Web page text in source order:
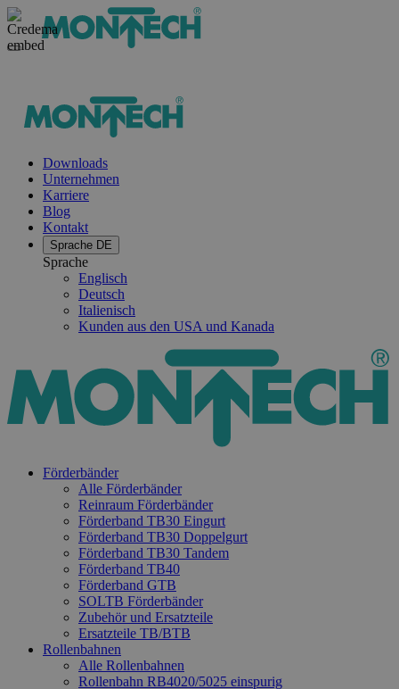
Downloads
Unternehmen
Karriere
Blog
Kontakt
Sprache DE
Sprache
Englisch
Deutsch
Italienisch
Kunden aus den USA und Kanada
Förderbänder
Alle Förderbänder
Reinraum Förderbänder
Förderband TB30 Eingurt
Förderband TB30 Doppelgurt
Förderband TB30 Tandem
Förderband TB40
Förderband GTB
SOLTB Förderbänder
Zubehör und Ersatzteile
Ersatzteile TB/BTB
Rollenbahnen
Alle Rollenbahnen
Rollenbahn RB4020/5025 einspurig